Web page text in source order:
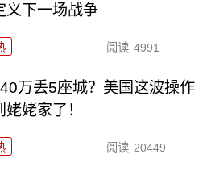
义下一场战争
阅读 4991
万丢5座城？美国这波操作
姥姥家了！
阅读 20449